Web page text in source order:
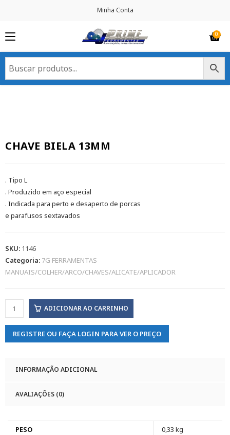
Minha Conta
CHAVE BIELA 13MM
. Tipo L
. Produzido em aço especial
. Indicada para perto e desaperto de porcas
e parafusos sextavados
SKU: 1146
Categoria: 7G FERRAMENTAS
MANUAIS/COLHER/ARCO/CHAVES/ALICATE/APLICADOR
ADICIONAR AO CARRINHO
REGISTRE OU FAÇA LOGIN PARA VER O PREÇO
INFORMAÇÃO ADICIONAL
AVALIAÇÕES (0)
PESO
0,33 kg